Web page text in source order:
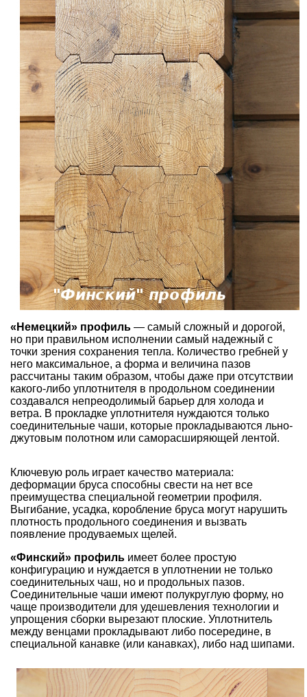
«Немецкий» профиль — самый сложный и дорогой,
но при правильном исполнении самый надежный с
точки зрения сохранения тепла. Количество гребней у
него максимальное, а форма и величина пазов
рассчитаны таким образом, чтобы даже при отсутствии
какого-либо уплотнителя в продольном соединении
создавался непреодолимый барьер для холода и
ветра. В прокладке уплотнителя нуждаются только
соединительные чаши, которые прокладываются льно-
джутовым полотном или саморасширяющей лентой.
Ключевую роль играет качество материала:
деформации бруса способны свести на нет все
преимущества специальной геометрии профиля.
Выгибание, усадка, коробление бруса могут нарушить
плотность продольного соединения и вызвать
появление продуваемых щелей.
«Финский» профиль имеет более простую
конфигурацию и нуждается в уплотнении не только
соединительных чаш, но и продольных пазов.
Соединительные чаши имеют полукруглую форму, но
чаще производители для удешевления технологии и
упрощения сборки вырезают плоские. Уплотнитель
между венцами прокладывают либо посередине, в
специальной канавке (или канавках), либо над шипами.